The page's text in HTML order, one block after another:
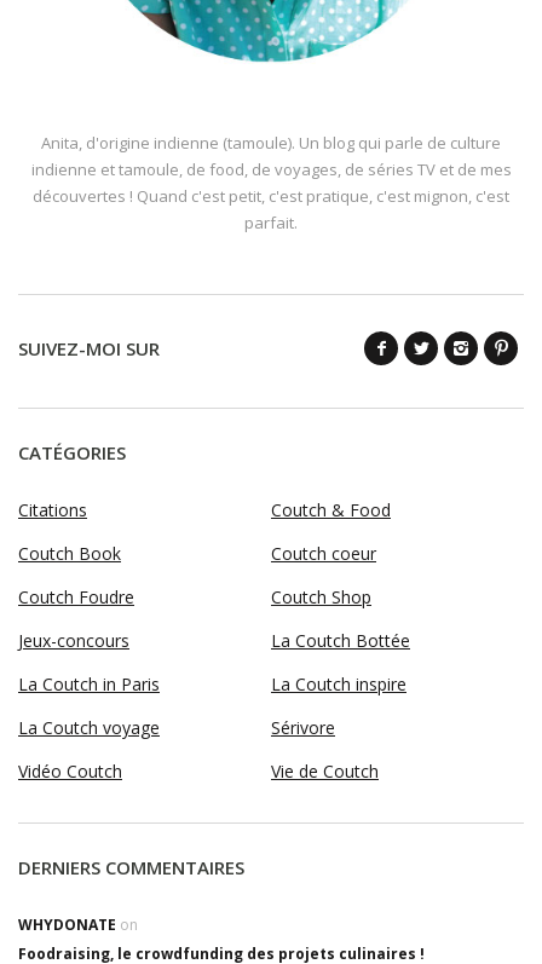
Anita, d'origine indienne (tamoule). Un blog qui parle de culture
indienne et tamoule, de food, de voyages, de séries TV et de mes
découvertes ! Quand c'est petit, c'est pratique, c'est mignon, c'est
parfait.
SUIVEZ-MOI SUR
CATÉGORIES
Citations
Coutch & Food
Coutch Book
Coutch coeur
Coutch Foudre
Coutch Shop
Jeux-concours
La Coutch Bottée
La Coutch in Paris
La Coutch inspire
La Coutch voyage
Sérivore
Vidéo Coutch
Vie de Coutch
DERNIERS COMMENTAIRES
WHYDONATE on
Foodraising, le crowdfunding des projets culinaires !